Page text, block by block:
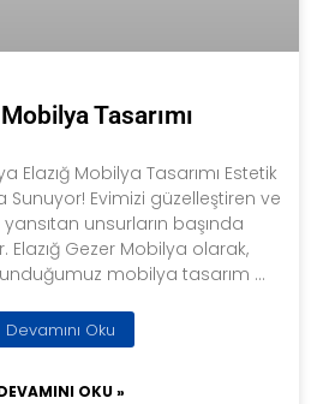
Tasarımı
Elazığ Mobilya Tasarımı Estetik
Sunuyor! Evimizi güzelleştiren ve
yansıtan unsurların başında
Elazığ Gezer Mobilya olarak,
mobilya tasarım …
Devamını Oku
OKU »